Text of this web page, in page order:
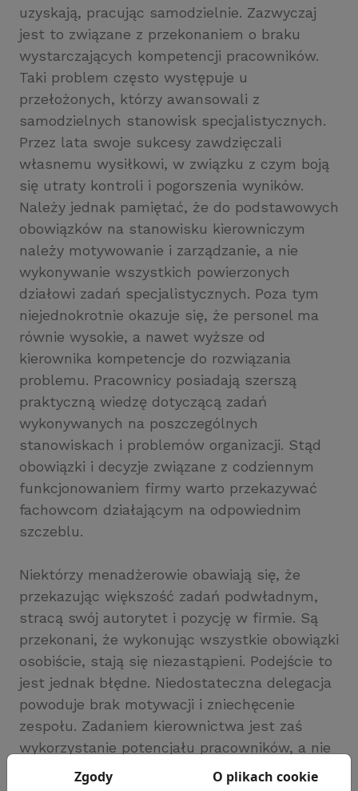
uzyskają, pracując samodzielnie. Zazwyczaj
jest to związane z przekonaniem o braku
wystarczających kompetencji pracowników.
Taki problem często występuje u
przełożonych, którzy awansowali z
samodzielnych stanowisk specjalistycznych.
Przez lata swoje sukcesy zawdzięczali
własnemu wysiłkowi, w związku z czym boją
się utraty kontroli i pogorszenia wyników.
Należy jednak pamiętać, że do podstawowych
obowiązków na stanowisku kierowniczym
należy motywowanie i zarządzanie, a nie
wykonywanie wszystkich powierzonych
działowi zadań specjalistycznych. Poza tym
niejednokrotnie okazuje się, że personel ma
równie wysokie, a nawet wyższe od
kierownika kompetencje do rozwiązania
problemu. Pracownicy posiadają szerszą
praktyczną wiedzę dotyczącą zadań
wykonywanych na poszczególnych
stanowiskach i problemów organizacji. Stąd
obowiązki i decyzje związane z codziennym
funkcjonowaniem firmy warto przekazywać
fachowcom działającym na odpowiednim
szczeblu.
Niektórzy menadżerowie obawiają się, że
przekazując większość zadań podwładnym,
stracą swój autorytet i pozycję w firmie. Są
przekonani, że wykonując wszystkie obowiązki
osobiście, stają się niezastąpieni. Podejście to
jest jednak błędne. Niedostateczna delegacja
powoduje brak motywacji i zniechęcenie
zespołu. Zadaniem kierownictwa jest zaś
wykorzystanie potencjału pracowników, a nie
samodzielne rozpatrywanie każdego
Zgody O plikach cookie